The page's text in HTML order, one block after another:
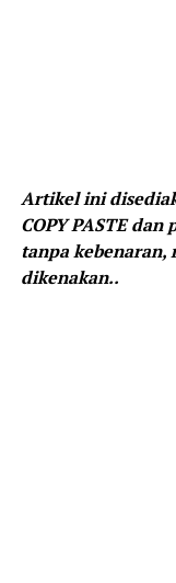
Artikel ini
COPY PASTE
tanpa
dikenakan..